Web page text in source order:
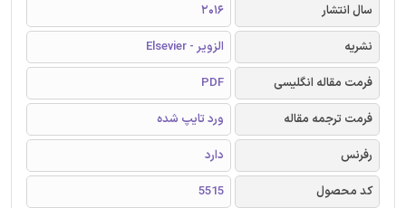
سال انتشار
2016
نشریه
الزویر - Elsevier
فرمت مقاله انگلیسی
PDF
فرمت ترجمه مقاله
ورد تایپ شده
رفرنس
دارد
کد محصول
5515